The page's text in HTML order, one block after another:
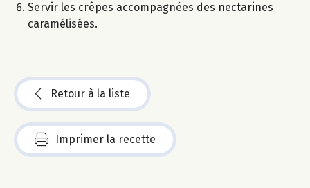
Servir les crêpes accompagnées des nectarines
caramélisées.
Retour à la liste
Imprimer la recette